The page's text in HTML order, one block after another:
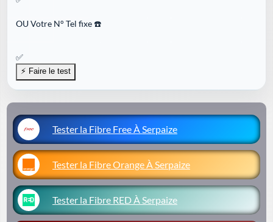
OUVotre N° Tel fixe ☎️
✅
Tester la Fibre Free À Serpaize
Tester la Fibre Orange À Serpaize
Tester la Fibre RED À Serpaize